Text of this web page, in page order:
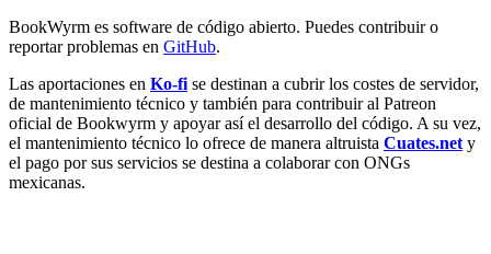
BookWyrm es software de código abierto. Puedes contribuir o
reportar problemas en GitHub.
Las aportaciones en Ko-fi se destinan a cubrir los costes de servidor,
de mantenimiento técnico y también para contribuir al Patreon
oficial de Bookwyrm y apoyar así el desarrollo del código. A su vez,
el mantenimiento técnico lo ofrece de manera altruista Cuates.net y
el pago por sus servicios se destina a colaborar con ONGs
mexicanas.